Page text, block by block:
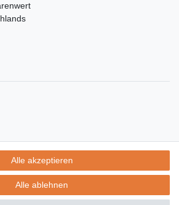
Alle akzeptieren
Alle ablehnen